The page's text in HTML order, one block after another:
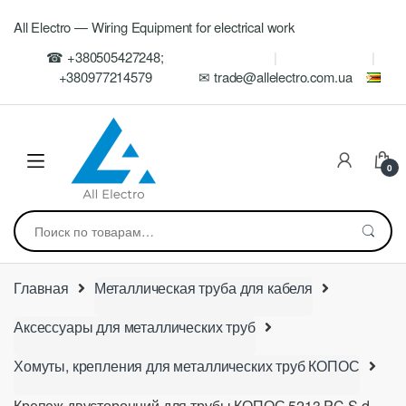
navigation
All Electro — Wiring Equipment for electrical work
☎ +380505427248;
+380977214579
✉ trade@allelectro.com.ua
0
Искать:
Главная
Металлическая труба для кабеля
Аксессуары для металлических труб
Хомуты, крепления для металлических труб КОПОС